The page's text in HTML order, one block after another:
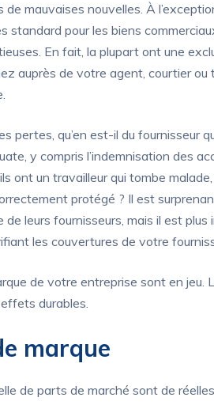
mauvaises nouvelles. À
standard pour les biens
En fait, la plupart ont une
auprès de votre agent, courtier ou
pertes, qu’en est-il du fournisseur
y compris l’indemnisation des
ont un travailleur qui tombe
protégé ? Il est
de leurs fournisseurs, mais il est
les couvertures de votre
de votre entreprise sont en jeu.
durables.
marque
de parts de marché sont de